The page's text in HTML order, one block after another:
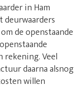
in Ham
deurwaarders
de openstaande
Veel
daarna alsnog
willen